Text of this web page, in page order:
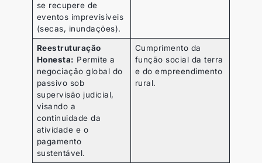
se recupere de
eventos imprevisíveis
(secas, inundações).
Reestruturação
Honesta: Permite a
negociação global do
passivo sob
supervisão judicial,
visando a
continuidade da
atividade e o
pagamento
sustentável.
Cumprimento da
função social da terra
e do empreendimento
rural.